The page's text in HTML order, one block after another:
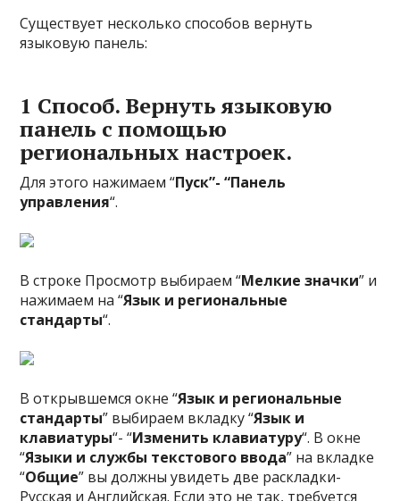
Существует несколько способов вернуть
языковую панель:
1 Способ. Вернуть языковую
панель с помощью
региональных настроек.
Для этого нажимаем “Пуск”- “Панель
управления“.
В строке Просмотр выбираем “Мелкие значки” и
нажимаем на “Язык и региональные
стандарты“.
В открывшемся окне “Язык и региональные
стандарты” выбираем вкладку “Язык и
клавиатуры“- “Изменить клавиатуру“. В окне
“Языки и службы текстового ввода” на вкладке
“Общие” вы должны увидеть две раскладки-
Русская и Английская. Если это не так, требуется